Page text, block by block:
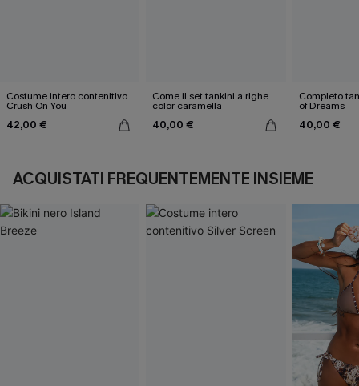
Costume intero contenitivo
Crush On You
42,00 €
Come il set tankini a righe
color caramella
40,00 €
Completo
of Dreams
40,00 €
ACQUISTATI FREQUENTEMENTE INSIEME